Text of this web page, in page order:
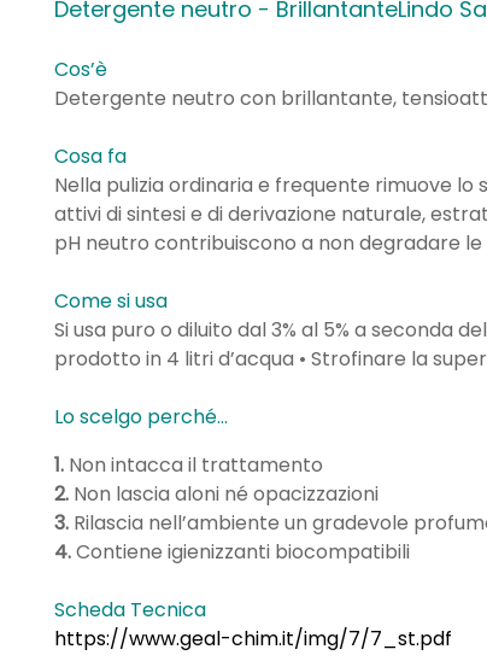
Detergente neutro - BrillantanteLindo
Cos’è
Detergente neutro con brillantante,
Cosa fa
Nella pulizia ordinaria e frequente rimuove
attivi di sintesi e di derivazione naturale,
pH neutro contribuiscono a non degradare
Come si usa
Si usa puro o diluito dal 3% al 5% a seconda
prodotto in 4 litri d’acqua • Strofinare la
Lo scelgo perché...
1. Non intacca il trattamento
2. Non lascia aloni né opacizzazioni
3. Rilascia nell’ambiente un gradevole
4.Contiene igienizzanti biocompatibili
Scheda Tecnica
https://www.geal-chim.it/img/7/7_st.pdf